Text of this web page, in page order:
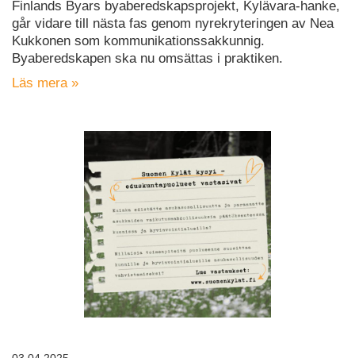
Finlands Byars byaberedskapsprojekt, Kylävara-hanke,
går vidare till nästa fas genom nyrekryteringen av Nea
Kukkonen som kommunikationssakkunnig.
Byaberedskapen ska nu omsättas i praktiken.
Läs mera »